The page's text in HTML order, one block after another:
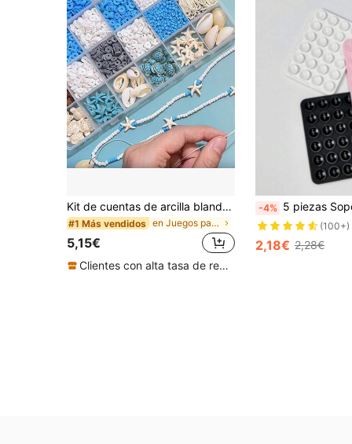
Kit de cuentas de arcilla blanda 700 piezas/3200 piezas - Un conjunto de fabricación de joyas con temática de vacaciones que incluye turquesa, conchas, estrellas de mar y piedras naturales - Incluye detalles de vida marina para crear pulseras de amistad con temática de verano DIY
#1 Más vendidos en Juegos para hacer joyas
5,15€
Clientes con alta tasa de repetición
-4% 5 piezas Soporte de Ventosa de Silicona Cuadrada Multifunción de 24 Orificios para Teléfono, Ventosa de Silicona
(100+)
2,18€ 2,28€